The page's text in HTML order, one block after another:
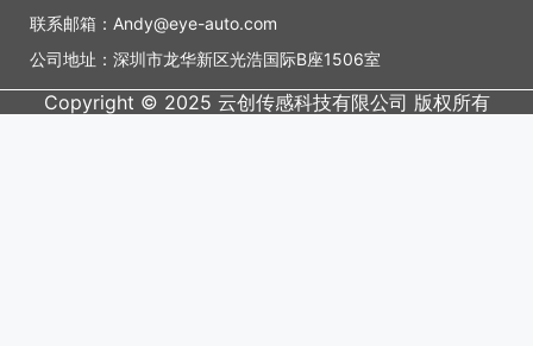
联系邮箱：Andy@eye-auto.com
公司地址：深圳市龙华新区光浩国际B座1506室
Copyright © 2025 云创传感科技有限公司 版权所有